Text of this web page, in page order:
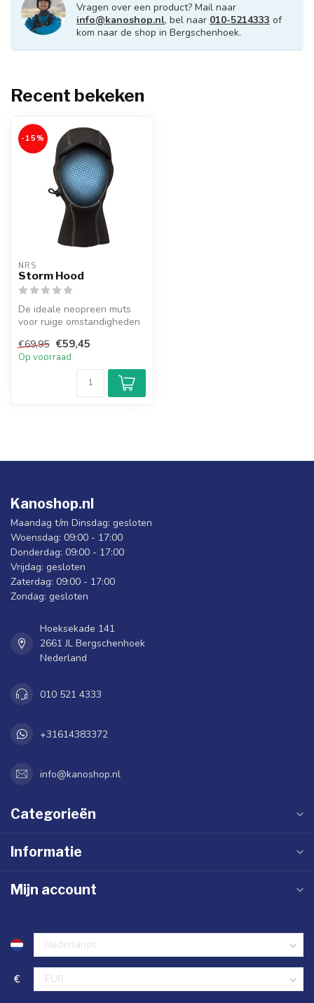
Vragen over een product? Mail naar
info@kanoshop.nl, bel naar 010-5214333 of
kom naar de shop in Bergschenhoek.
Recent bekeken
-15%
NRS
Storm Hood
De ideale neopreen muts
voor ruige omstandigheden
€69,95 €59,45
Op voorraad
Kanoshop.nl
Maandag t/m Dinsdag: gesloten
Woensdag: 09:00 - 17:00
Donderdag: 09:00 - 17:00
Vrijdag: gesloten
Zaterdag: 09:00 - 17:00
Zondag: gesloten
Hoeksekade 141
2661 JL Bergschenhoek
Nederland
010 521 4333
+31614383372
info@kanoshop.nl
Categorieën
Informatie
Mijn account
€